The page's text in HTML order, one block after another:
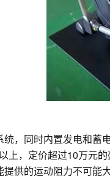
，同时内置发电和
，定价超过10万元的
供的运动阻力不可能